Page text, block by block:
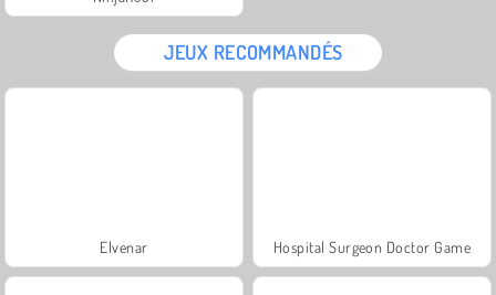
JEUX RECOMMANDÉS
Elvenar Hospital Surgeon Doctor Game